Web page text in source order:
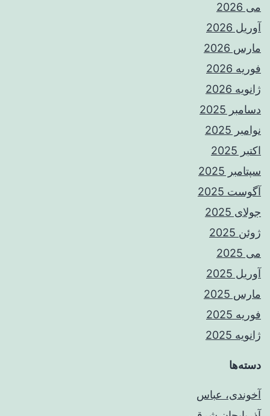
می 2026
آوریل 2026
مارس 2026
فوریه 2026
ژانویه 2026
دسامبر 2025
نوامبر 2025
اکتبر 2025
سپتامبر 2025
آگوست 2025
جولای 2025
ژوئن 2025
می 2025
آوریل 2025
مارس 2025
فوریه 2025
ژانویه 2025
دسته‌ها
آخوندی، عباس